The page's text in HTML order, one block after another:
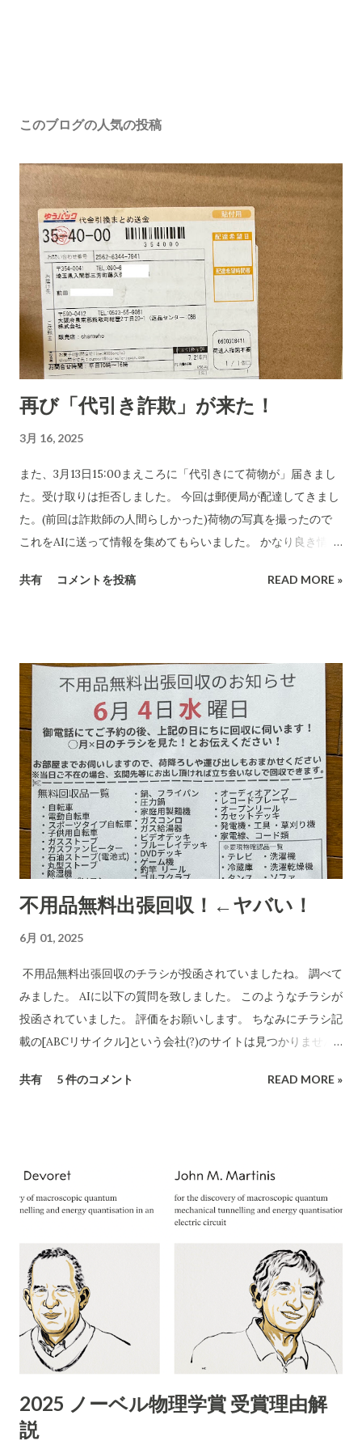
このブログの人気の投稿
再び「代引き詐欺」が来た！
3月 16, 2025
また、3月13日15:00まえころに「代引きにて荷物が」届きまし
た。受け取りは拒否しました。 今回は郵便局が配達してきまし
た。(前回は詐欺師の人間らしかった)荷物の写真を撮ったので
これをAIに送って情報を集めてもらいました。 かなり良き情報
さまざま考え抜いてやっています。 高齢の女性や意思表示がで
受ける郵便局とヤマトなど宅配会社にとっては上得意のお客さ
まであるのかもしれない???...(受取拒絶で返品になる確率はかな
り高いのでその返送時の運賃も売上となります。) 以下は、AI
の分析です。長文です。 詐欺にかかる心理についてもAIに分
析・解説をしてもらいました。 CBB 株式会社、および
「charmmsho」という販売店に関する詐欺やトラブル報告の
有無を確認します。また、送り主情報の詳細な住所や連絡先が
正式な企業情報と一致するかどうかも調べます。 Research
completed in 8m· 16 件の情報源 CBB株式会社および販売店
「charmmsho」に関する調査報告 会社所在地・連絡先の検証
CBB株式会社は法人登記上、「大阪府泉南郡熊取町紺屋2丁目
屋2-20-1」と記載されています​ CBB-SHYOJI.COM 。販売店
「charmmsho」のサイト上で表示されていた会社所在地がこ
の住所と一致している場合、一見すると所在地に関しては正式
な企業情報と合致していると言えます。 しかし、連絡先情報に
してメールアドレスのみを掲載しており、電話番号は公開され
く名古屋（052）エリアの番号です。実際に「052-355...
共有 コメントを投稿 READ MORE »
不用品無料出張回収！←ヤバい！
6月 01, 2025
不用品無料出張回収のチラシが投函されていましたね。 調べて
みました。 AIに以下の質問を致しました。 このようなチラシが
投函されていました。 評価をお願いします。 ちなみにチラシ記
載の[ABCリサイクル]という会社(?)のサイトは見つかりません
https://www.city.tokorozawa.saitama.jp/kurashi/gomi/shi
には所沢市の「一般廃棄物処理業」の許可が必要です。 「産業
廃棄物処理業」や 「古物商」の許可では回収できません。
ChatGPT まえださん、画像ありがとうございます。このよう
な「不用品無料出張回収」のチラシについて、詳細に評価・ア
ドバイスいたします。 1. 内容の分析 業者名 ：ABCリサイクル
所在地 ：埼玉県所沢市松郷141 許可番号 ：自動車商許可証 第
431090053454号（古物商許可証） 連絡先 ：携帯番号のみ
（090-4713-2580） 受付時間 ：8:00〜18:00 チラシの訴求点
「無料回収」「当日でもOK」「幅広い品目」「遺品整理、引越
作業可能などと記載 2. 危険性・リスク評価 1）「無料」表記の
ワナ 実際に依頼すると「無料では回収できない」「特定品目は
共有 5 件のコメント READ MORE »
2025 ノーベル物理学賞 受賞理由解
説